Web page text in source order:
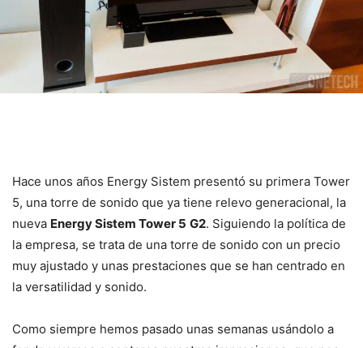
Hace unos años Energy Sistem presentó su primera Tower
5, una torre de sonido que ya tiene relevo generacional, la
nueva Energy Sistem Tower 5 G2. Siguiendo la política de
la empresa, se trata de una torre de sonido con un precio
muy ajustado y unas prestaciones que se han centrado en
la versatilidad y sonido.
Como siempre hemos pasado unas semanas usándolo a